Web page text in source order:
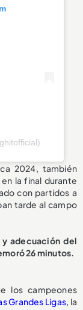
2024, también
la final durante
con partidos a
tarde al campo
adecuación del
26 minutos.
los campeones
Grandes Ligas, la